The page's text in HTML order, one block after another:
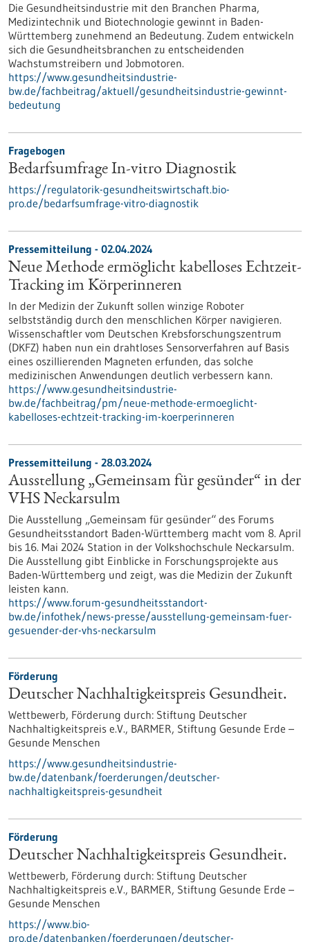
Die Gesundheitsindustrie mit den Branchen Pharma,
Medizintechnik und Biotechnologie gewinnt in Baden-
Württemberg zunehmend an Bedeutung. Zudem entwickeln
sich die Gesundheitsbranchen zu entscheidenden
Wachstumstreibern und Jobmotoren.
https://www.gesundheitsindustrie-
bw.de/fachbeitrag/aktuell/gesundheitsindustrie-gewinnt-
bedeutung
Fragebogen
Bedarfsumfrage In-vitro Diagnostik
https://regulatorik-gesundheitswirtschaft.bio-
pro.de/bedarfsumfrage-vitro-diagnostik
Pressemitteilung - 02.04.2024
Neue Methode ermöglicht kabelloses Echtzeit-
Tracking im Körperinneren
In der Medizin der Zukunft sollen winzige Roboter
selbstständig durch den menschlichen Körper navigieren.
Wissenschaftler vom Deutschen Krebsforschungszentrum
(DKFZ) haben nun ein drahtloses Sensorverfahren auf Basis
eines oszillierenden Magneten erfunden, das solche
medizinischen Anwendungen deutlich verbessern kann.
https://www.gesundheitsindustrie-
bw.de/fachbeitrag/pm/neue-methode-ermoeglicht-
kabelloses-echtzeit-tracking-im-koerperinneren
Pressemitteilung - 28.03.2024
Ausstellung „Gemeinsam für gesünder“ in der
VHS Neckarsulm
Die Ausstellung „Gemeinsam für gesünder“ des Forums
Gesundheitsstandort Baden-Württemberg macht vom 8. April
bis 16. Mai 2024 Station in der Volkshochschule Neckarsulm.
Die Ausstellung gibt Einblicke in Forschungsprojekte aus
Baden-Württemberg und zeigt, was die Medizin der Zukunft
leisten kann.
https://www.forum-gesundheitsstandort-
bw.de/infothek/news-presse/ausstellung-gemeinsam-fuer-
gesuender-der-vhs-neckarsulm
Förderung
Deutscher Nachhaltigkeitspreis Gesundheit.
Wettbewerb, Förderung durch: Stiftung Deutscher
Nachhaltigkeitspreis e.V., BARMER, Stiftung Gesunde Erde –
Gesunde Menschen
https://www.gesundheitsindustrie-
bw.de/datenbank/foerderungen/deutscher-
nachhaltigkeitspreis-gesundheit
Förderung
Deutscher Nachhaltigkeitspreis Gesundheit.
Wettbewerb, Förderung durch: Stiftung Deutscher
Nachhaltigkeitspreis e.V., BARMER, Stiftung Gesunde Erde –
Gesunde Menschen
https://www.bio-
pro.de/datenbanken/foerderungen/deutscher-